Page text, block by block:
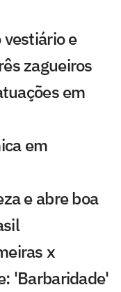
e
zagueiros
em
em
e abre boa
x
'Barbaridade'